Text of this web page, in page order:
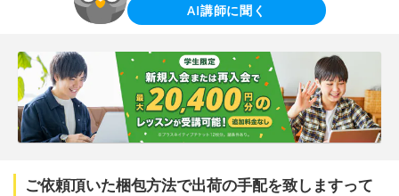
AI講師に聞く
ご依頼頂いた梱包方法で出荷の手配を致しますって